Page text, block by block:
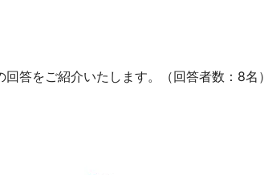
答をご紹介いたします。（回答者数：8名）